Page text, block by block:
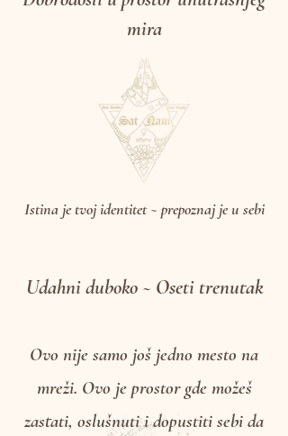
Dobrodošli u prostor unutrašnjeg
mira
Ovo nije samo još jedno mesto na
mreži. Ovo je prostor gde možeš